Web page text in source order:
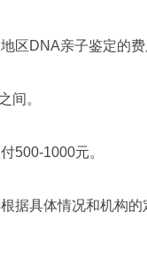
DNA亲子鉴定的费
间。
500-1000元。
具体情况和机构的